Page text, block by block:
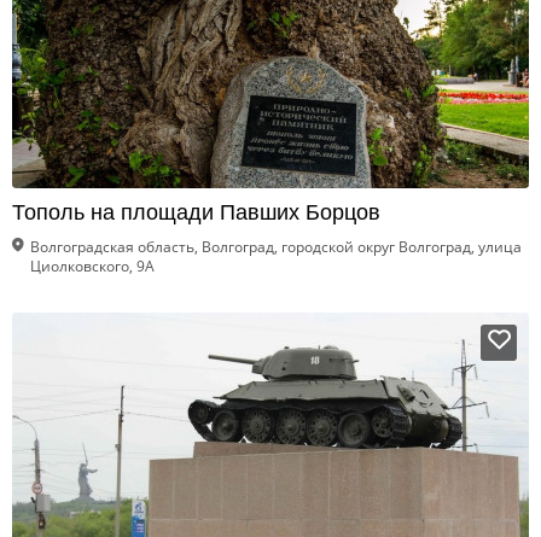
Тополь на площади Павших Борцов
Волгоградская область, Волгоград, городской округ Волгоград, улица
Циолковского, 9А